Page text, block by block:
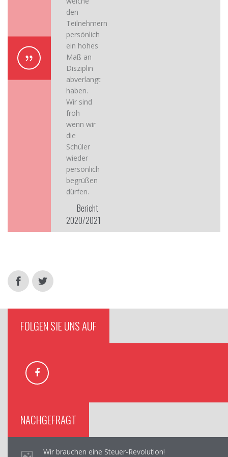
den
Teilnehmern
persönlich
ein hohes
Maß an
Disziplin
abverlangt
haben.
Wir sind
froh
wenn wir
die
Schüler
wieder
persönlich
begrüßen
dürfen.
Bericht
2020/2021
FOLGEN SIE UNS AUF
NACHGEFRAGT
Wir brauchen eine Steuer-Revolution!